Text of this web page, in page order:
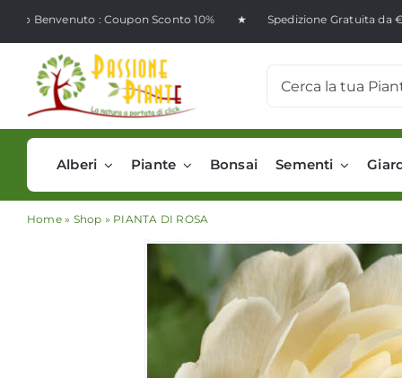
contenuto
: Coupon Sconto 10% ★ Spedizione Gratuita da €99,00
Alberi Piante Bonsai Sementi
Home» Shop » PIANTA DI ROSA